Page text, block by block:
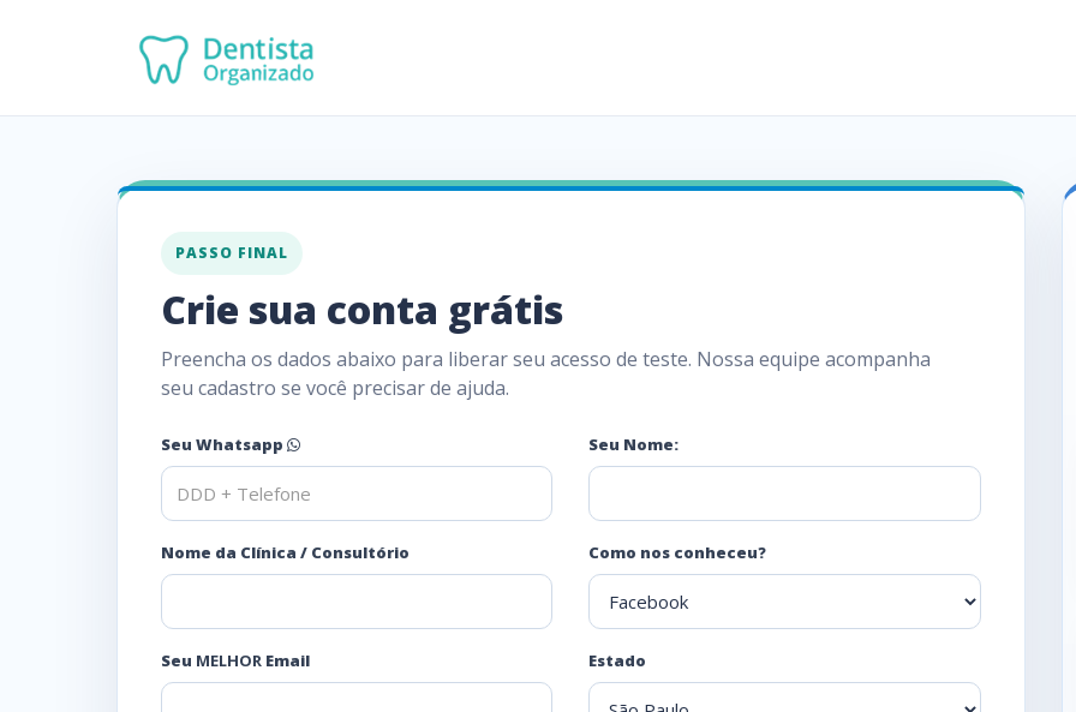
PASSO FINAL
Crie sua conta grátis
Preencha os dados abaixo para liberar seu acesso de teste. Nossa equipe acompanha
seu cadastro se você precisar de ajuda.
Seu Whatsapp Seu Nome:
Nome da Clínica / Consultório Como nos conheceu?
Seu MELHOR Email Estado